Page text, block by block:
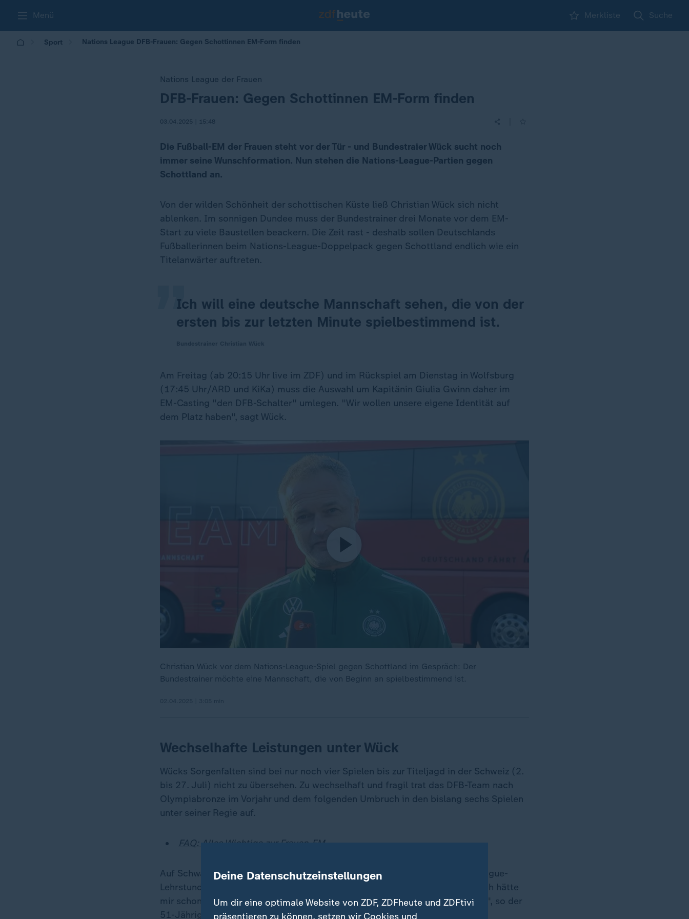
Menü Merkliste Suche
Sport Nations League DFB-Frauen: Gegen Schottinnen EM-Form finden
Nations League der Frauen
:DFB-Frauen: Gegen Schottinnen EM-Form finden
03.04.2025 | 15:48
Die Fußball-EM der Frauen steht vor der Tür - und Bundestraier Wück sucht noch
immer seine Wunschformation. Nun stehen die Nations-League-Partien gegen
Schottland an.
Von der wilden Schönheit der schottischen Küste ließ Christian Wück sich nicht
ablenken. Im sonnigen Dundee muss der Bundestrainer drei Monate vor dem EM-
Start zu viele Baustellen beackern. Die Zeit rast - deshalb sollen Deutschlands
Fußballerinnen beim Nations-League-Doppelpack gegen Schottland endlich wie ein
Titelanwärter auftreten.
Ich will eine deutsche Mannschaft sehen, die von der
ersten bis zur letzten Minute spielbestimmend ist.
„
Am Freitag (ab 20:15 Uhr live im ZDF) und im Rückspiel am Dienstag in Wolfsburg
(17:45 Uhr/ARD und KiKa) muss die Auswahl um Kapitänin Giulia Gwinn daher im
EM-Casting "den DFB-Schalter" umlegen. "Wir wollen unsere eigene Identität auf
dem Platz haben", sagt Wück.
Christian Wück vor dem Nations-League-Spiel gegen Schottland im Gespräch: Der
Bundestrainer möchte eine Mannschaft, die von Beginn an spielbestimmend ist.
Wechselhafte Leistungen unter Wück
Wücks Sorgenfalten sind bei nur noch vier Spielen bis zur Titeljagd in der Schweiz (2.
bis 27. Juli) nicht zu übersehen. Zu wechselhaft und fragil trat das DFB-Team nach
Olympiabronze im Vorjahr und dem folgenden Umbruch in den bislang sechs Spielen
unter seiner Regie auf.
FAQ: Alles Wichtige zur Frauen-EM
Auf Schwarzmalerei hat der Bundestrainer trotz der jüngsten Champions-League-
Lehrstunden für Bayern München und den VfL Wolfsburg keine Lust, aber: "Ich hätte
mir schon gewünscht, dass wir schneller zu unserer Wunschformation finden", so der
51-Jährige.
Deine Datenschutzeinstellungen
Um dir eine optimale Website von ZDF, ZDFheute und ZDFtivi
präsentieren zu können, setzen wir Cookies und